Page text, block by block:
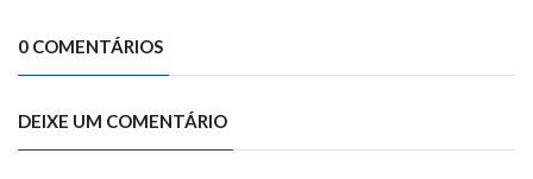
0 COMENTÁRIOS
DEIXE UM COMENTÁRIO